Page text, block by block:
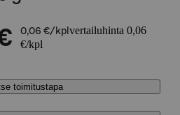
0,06 €/kpl vertailuhinta 0,06
€/kpl
toimitustapa